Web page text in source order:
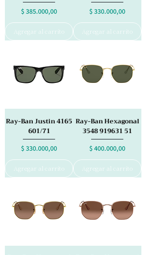
Precio
$ 385.000,00
Agregar al carrito
Precio
$ 330.000,00
Agregar al carrito
Ray-Ban Justin 4165
601/71
Precio
$ 330.000,00
Agregar al carrito
Ray-Ban Hexagonal
3548 919631 51
Precio
$ 400.000,00
Agregar al carrito